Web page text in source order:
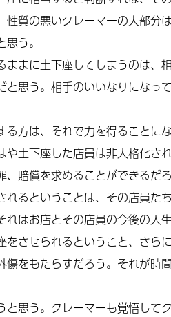
質の悪いクレーマーの大部分
う。
まに土下座してしまうのは、
と思う。相手のいいなりになっ
方は、それで力を得ることに
土下座した店員は非人格化さ
賠償を求めることができるだ
れるということは、その店員た
はお店とその店員の今後の人
させられるということ、さら
傷をもたらすだろう。それが時
思う。クレーマーも覚悟して